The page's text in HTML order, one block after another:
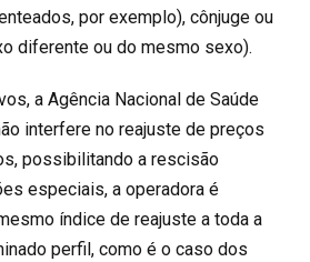
por exemplo), cônjuge ou
diferente ou do mesmo sexo).
a Agência Nacional de Saúde
interfere no reajuste de preços
possibilitando a rescisão
especiais, a operadora é
índice de reajuste a toda a
perfil, como é o caso dos